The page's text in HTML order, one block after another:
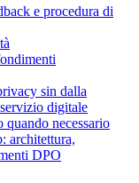
e procedura di
sin dalla
digitale
necessario
architettura,
DPO